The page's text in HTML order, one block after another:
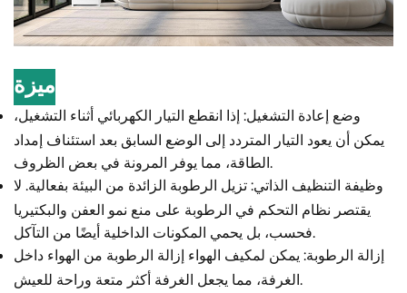
ميزة
وضع إعادة التشغيل: إذا انقطع التيار الكهربائي أثناء التشغيل،
يمكن أن يعود التيار المتردد إلى الوضع السابق بعد استئناف إمداد
الطاقة، مما يوفر المرونة في بعض الظروف.
وظيفة التنظيف الذاتي: تزيل الرطوبة الزائدة من البيئة بفعالية. لا
يقتصر نظام التحكم في الرطوبة على منع نمو العفن والبكتيريا
فحسب، بل يحمي المكونات الداخلية أيضًا من التآكل.
إزالة الرطوبة: يمكن لمكيف الهواء إزالة الرطوبة من الهواء داخل
الغرفة، مما يجعل الغرفة أكثر متعة وراحة للعيش.